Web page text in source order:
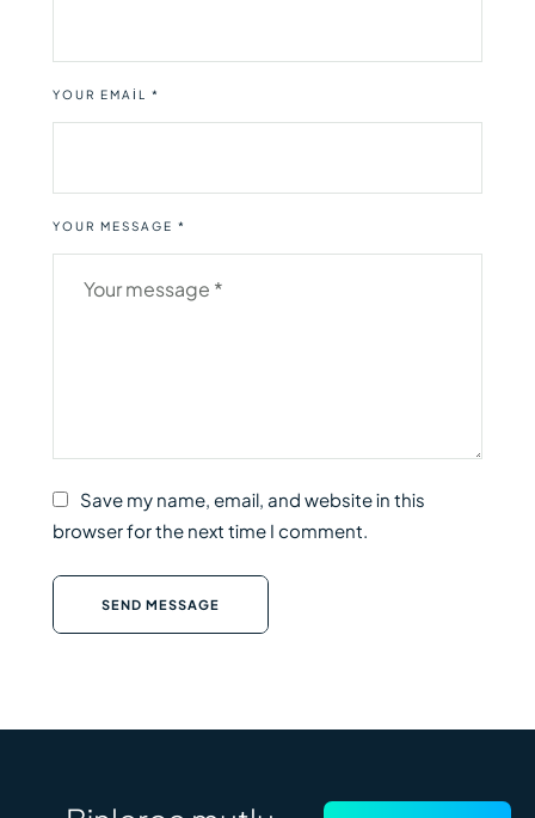
YOUR MESSAGE *
YOUR EMAIL *
Save my name, email, and website in this
browser for the next time I comment.
SEND MESSAGE